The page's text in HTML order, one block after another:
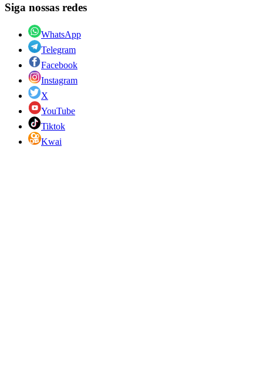
Siga nossas redes
WhatsApp
Telegram
Facebook
Instagram
X
YouTube
Tiktok
Kwai